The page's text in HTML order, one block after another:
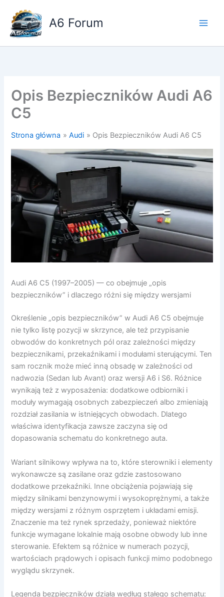
treści
A6 Forum
Opis Bezpieczników Audi A6
C5
Strona główna Audi Opis Bezpieczników Audi A6 C5
Audi A6 C5 (1997–2005) — co obejmuje „opis
bezpieczników” i dlaczego różni się między wersjami
Określenie „opis bezpieczników” w Audi A6 C5 obejmuje
nie tylko listę pozycji w skrzynce, ale też przypisanie
obwodów do konkretnych pól oraz zależności między
bezpiecznikami, przekaźnikami i modułami sterującymi. Ten
sam rocznik może mieć inną obsadę w zależności od
nadwozia (Sedan lub Avant) oraz wersji A6 i S6. Różnice
wynikają też z wyposażenia: dodatkowe odbiorniki i
moduły wymagają osobnych zabezpieczeń albo zmieniają
rozdział zasilania w istniejących obwodach. Dlatego
właściwa identyfikacja zawsze zaczyna się od
dopasowania schematu do konkretnego auta.
Wariant silnikowy wpływa na to, które sterowniki i elementy
wykonawcze są zasilane oraz gdzie zastosowano
dodatkowe przekaźniki. Inne obciążenia pojawiają się
między silnikami benzynowymi i wysokoprężnymi, a także
między wersjami z różnym osprzętem i układami emisji.
Znaczenie ma też rynek sprzedaży, ponieważ niektóre
funkcje wymagane lokalnie mają osobne obwody lub inne
sterowanie. Efektem są różnice w numerach pozycji,
wartościach prądowych i opisach funkcji mimo podobnego
wyglądu skrzynek.
Legenda bezpieczników działa według stałego schematu: